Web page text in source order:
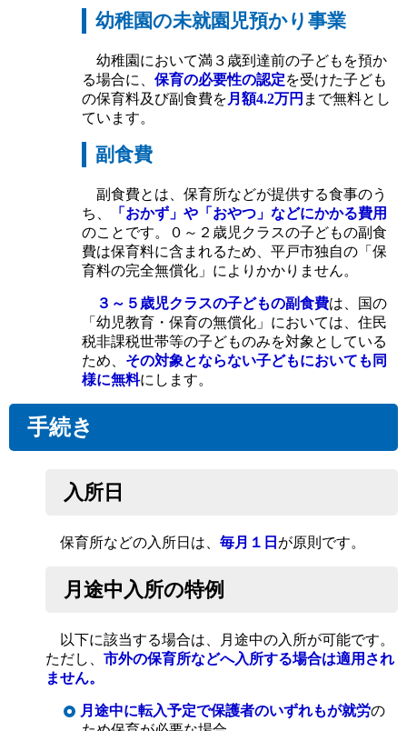
幼稚園の未就園児預かり事業
幼稚園において満３歳到達前の子どもを預か
る場合に、 保育の必要性の認定を受けた子ども
の保育料及び副食費を 月額4.2万円 まで無料とし
ています。
副食費
副食費とは、保育所などが提供する食事のう
ち、
「おかず」や「おやつ」などにかかる費用
のことです。０～２歳児クラスの子どもの副食
費は保育料に含まれるため、平戸市独自の「保
育料の完全無償化」によりかかりません。
３～５歳児クラスの子どもの副食費は、国の
「幼児教育・保育の無償化」においては、住民
税非課税世帯等の子どものみを対象としている
ため、 その対象とならない子どもにおいても同
様に無料にします。
手続き
入所日
保育所などの入所日は、 毎月１日 が原則です。
月途中入所の特例
以下に該当する場合は、月途中の入所が可能です。
ただし、 市外の保育所などへ入所する場合は適用され
ません。
月途中に転入予定で保護者のいずれもが就労の